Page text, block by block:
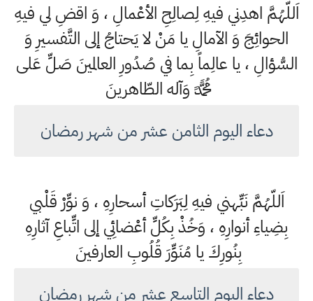
اَللّهُمَّ اهدِني فيهِ لِصالِحِ الأعْمالِ ، وَ اقضِ لي فيهِ
الحوائِجَ وَ الآمالِ يا مَنْ لا يَحتاجُ إلى التَّفسيرِ وَ
السُّؤالِ ، يا عالِماً بِما في صُدُورِ العالمينَ صَلِّ عَلى
مُحَمَّدٍ وَآله الطّاهرينَ
دعاء اليوم الثامن عشر من شهر رمضان
اَللّهُمَّ نَبِّهني فيهِ لِبَرَكاتِ أسحارِهِ ، وَ نوِّرْ قَلْبي
بِضِياءِ أنوارِهِ ، وَخُذْ بِكُلِّ أعْضائِي إلى اتِّباعِ آثارِهِ
بِنُورِكَ يا مُنَوِّرَ قُلُوبِ العارفينَ
دعاء اليوم التاسع عشر من شهر رمضان